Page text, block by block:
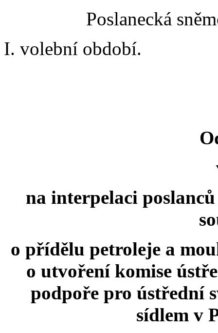
Poslanecká
I. volební období.
na interpelaci
o přídělu petroleje a
o utvoření komise
podpoře pro ústřední
sídlem v